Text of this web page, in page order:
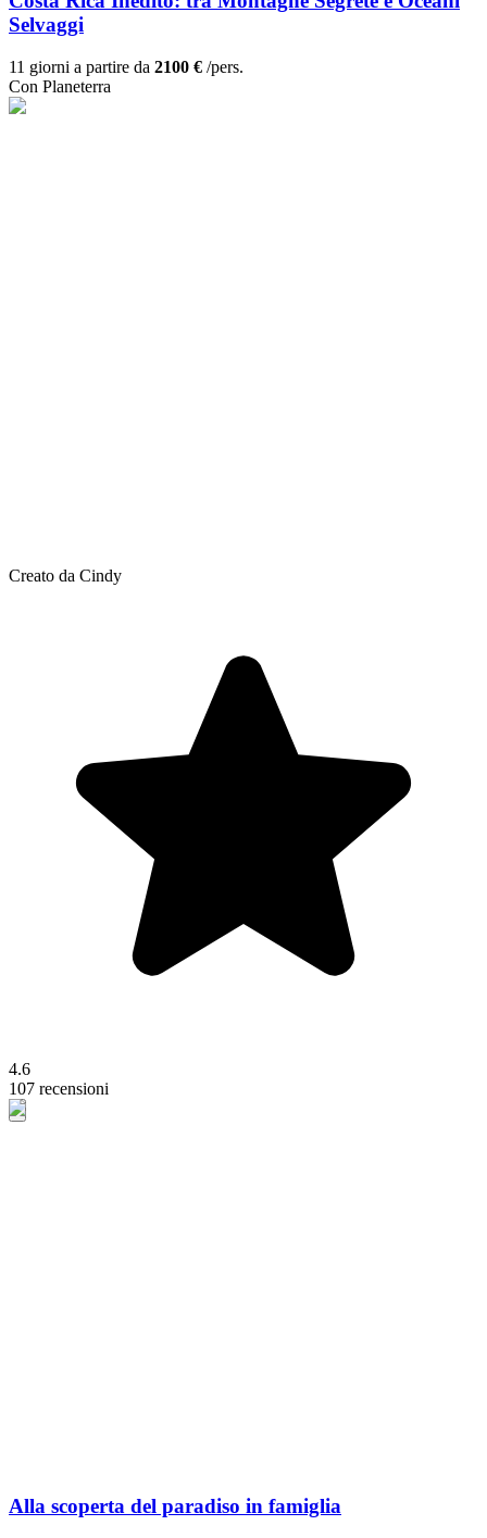
Selvaggi
11 giorni a partire da 2100 € /pers.
Con Planeterra
Creato da Cindy
4.6
107 recensioni
Alla scoperta del paradiso in famiglia